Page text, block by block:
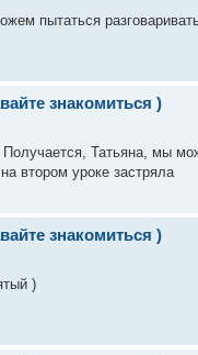
пытаться
знакомиться )
Татьяна, мы
втором уроке застряла
знакомиться )
)